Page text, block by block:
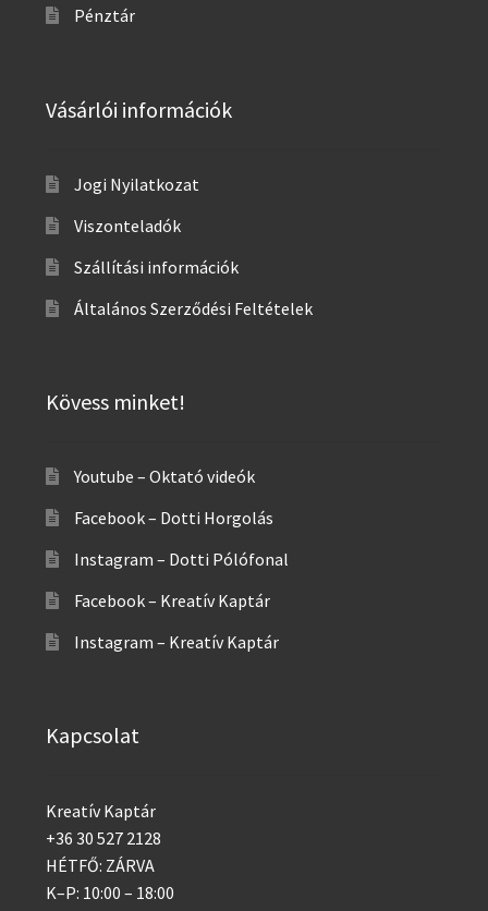
Pénztár
Vásárlói információk
Jogi Nyilatkozat
Viszonteladók
Szállítási információk
Általános Szerződési Feltételek
Kövess minket!
Youtube – Oktató videók
Facebook – Dotti Horgolás
Instagram – Dotti Pólófonal
Facebook – Kreatív Kaptár
Instagram – Kreatív Kaptár
Kapcsolat
Kreatív Kaptár
+36 30 527 2128
HÉTFŐ: ZÁRVA
K–P: 10:00 – 18:00